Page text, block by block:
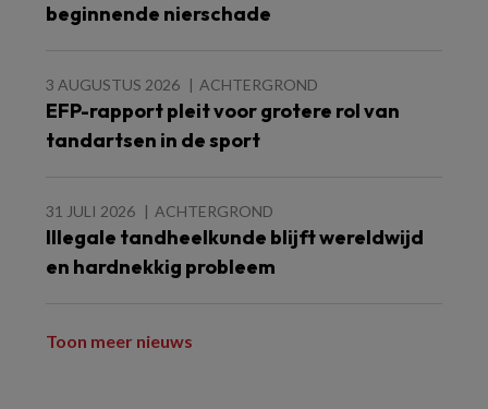
beginnende nierschade
3 AUGUSTUS 2026 ACHTERGROND
EFP-rapport pleit voor grotere rol van
tandartsen in de sport
31 JULI 2026 ACHTERGROND
Illegale tandheelkunde blijft wereldwijd
en hardnekkig probleem
Toon meer nieuws